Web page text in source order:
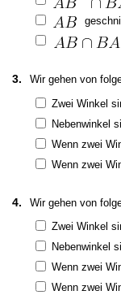
3.
Wir gehen von
Zwei Winkel
Nebenwinkel
Wenn zwei
Wenn zwei
4.
Wir gehen von
Zwei Winkel
Nebenwinkel
Wenn zwei
Wenn zwei